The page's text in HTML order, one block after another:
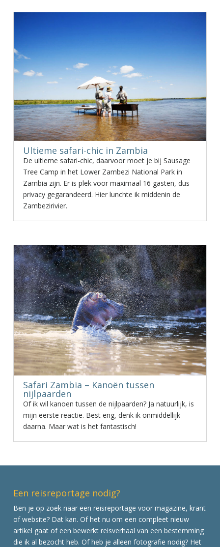
Ultieme safari-chic in Zambia
De ultieme safari-chic, daarvoor moet je bij Sausage
Tree Camp in het Lower Zambezi National Park in
Zambia zijn. Er is plek voor maximaal 16 gasten, dus
privacy gegarandeerd. Hier lunchte ik middenin de
Zambezirivier.
Safari Zambia – Kanoën tussen
nijlpaarden
Of ik wil kanoen tussen de nijlpaarden? Ja natuurlijk, is
mijn eerste reactie. Best eng, denk ik onmiddellijk
daarna. Maar wat is het fantastisch!
Een reisreportage nodig?
Ben je op zoek naar een reisreportage voor magazine, krant
of website? Dat kan. Of het nu om een compleet nieuw
artikel gaat of een bewerkt reisverhaal van een bestemming
die ik al bezocht heb. Of heb je alleen fotografie nodig? Het